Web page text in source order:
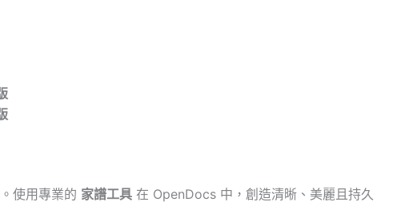
使用專業的 家譜工具 在 OpenDocs 中，創造清晰、美麗且持久